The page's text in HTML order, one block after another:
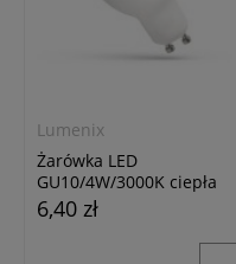
Lumenix
Żarówka LED
GU10/4W/3000K ciepła
biała
6,40 zł